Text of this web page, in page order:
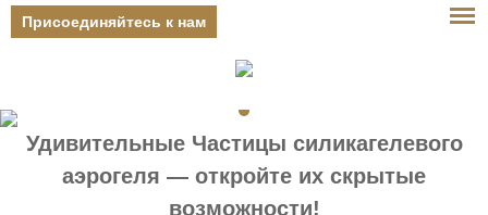
Авторизоваться
Присоединяйтесь к нам
Удивительные Частицы силикагелевого
аэрогеля — откройте их скрытые
возможности!